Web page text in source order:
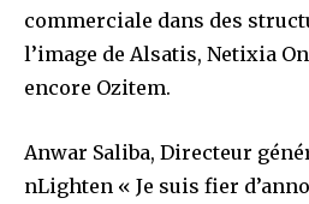
commerciale dans des
l’image de Alsatis, Netixia
encore Ozitem.
Anwar Saliba, Directeur
nLighten « Je suis fier